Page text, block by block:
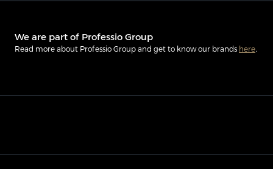
We are part of Professio Group
Read more about Professio Group and get to know our brands here.